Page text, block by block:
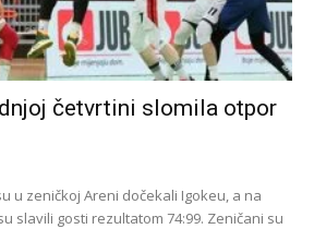
četvrtini slomila otpor
u zeničkoj Areni dočekali Igokeu, a na
slavili gosti rezultatom 74:99. Zeničani su